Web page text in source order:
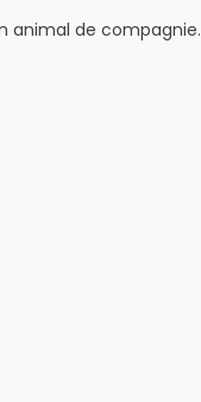
animal de compagnie.